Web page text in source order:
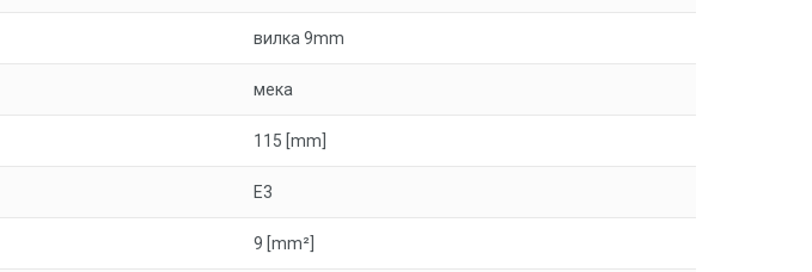
вилка 9mm
мека
115 [mm]
E3
9 [mm²]